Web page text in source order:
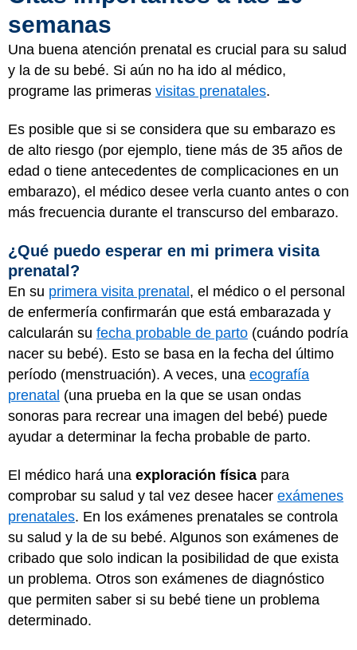
semanas
Una buena atención prenatal es crucial para su salud
y la de su bebé. Si aún no ha ido al médico,
programe las primeras visitas prenatales.
Es posible que si se considera que su embarazo es
de alto riesgo (por ejemplo, tiene más de 35 años de
edad o tiene antecedentes de complicaciones en un
embarazo), el médico desee verla cuanto antes o con
más frecuencia durante el transcurso del embarazo.
¿Qué puedo esperar en mi primera visita
prenatal?
En su primera visita prenatal, el médico o el personal
de enfermería confirmarán que está embarazada y
calcularán su fecha probable de parto (cuándo podría
nacer su bebé). Esto se basa en la fecha del último
período (menstruación). A veces, una ecografía
prenatal (una prueba en la que se usan ondas
sonoras para recrear una imagen del bebé) puede
ayudar a determinar la fecha probable de parto.
El médico hará una exploración física para
comprobar su salud y tal vez desee hacer exámenes
prenatales. En los exámenes prenatales se controla
su salud y la de su bebé. Algunos son exámenes de
cribado que solo indican la posibilidad de que exista
un problema. Otros son exámenes de diagnóstico
que permiten saber si su bebé tiene un problema
determinado.